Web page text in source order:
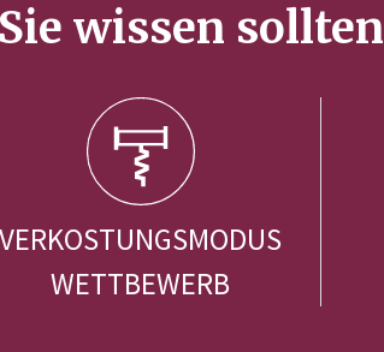
wissen sollten
VERKOSTUNGSMODUS
WETTBEWERB